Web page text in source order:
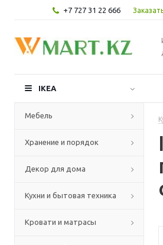
+7 727 31 22 666
IKEA
Мебель
Хранение и порядок
Декор для дома
Кухни и бытовая техника
Кровати и матрасы